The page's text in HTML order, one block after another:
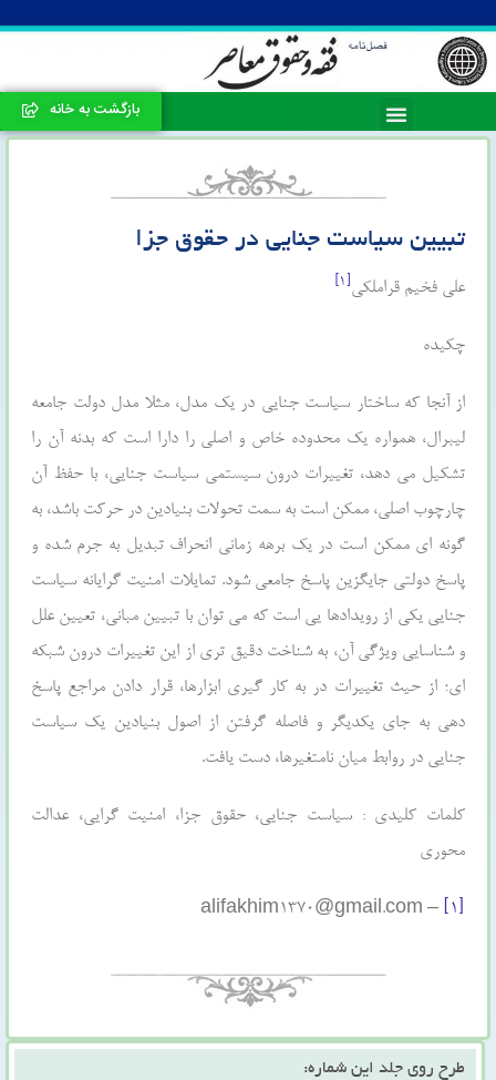
بازگشت به خانه
تبیین سیاست جنایی در حقوق جزا
علی فخیم قراملکی [۱]
چکیده
از آنجا که ساختار سیاست جنایی در یک مدل، مثلا مدل دولت جامعه
لیبرال، همواره یک محدوده خاص و اصلی را دارا است که بدنه آن را
تشکیل می دهد، تغییرات درون سیستمی سیاست جنایی، با حفظ آن
چارچوب اصلی، ممکن است به سمت تحولات بنیادین در حرکت باشد، به
گونه ای ممکن است در یک برهه زمانی انحراف تبدیل به جرم شده و
پاسخ دولتی جایگزین پاسخ جامعی شود. تمایلات امنیت گرایانه سیاست
جنایی یکی از رویدادها یی است که می توان با تبیین مبانی، تعیین علل
و شناسایی ویژگی آن، به شناخت دقیق تری از این تغییرات درون شبکه
ای؛ از حیث تغییرات در به کار گیری ابزارها، قرار دادن مراجع پاسخ
دهی به جای یکدیگر و فاصله گرفتن از اصول بنیادین یک سیاست
جنایی در روابط میان نامتغیرها، دست یافت.
کلمات کلیدی : سیاست جنایی، حقوق جزا، امنیت گرایی، عدالت
محوری
[۱] – alifakhim1370@gmail.com
طرح روی جلد این شماره: